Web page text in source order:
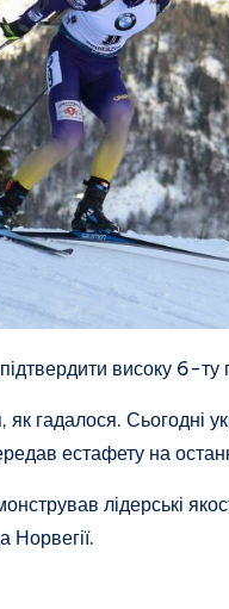
високу 6-
як гадалося. Сьогодні
естафету на
лідерські